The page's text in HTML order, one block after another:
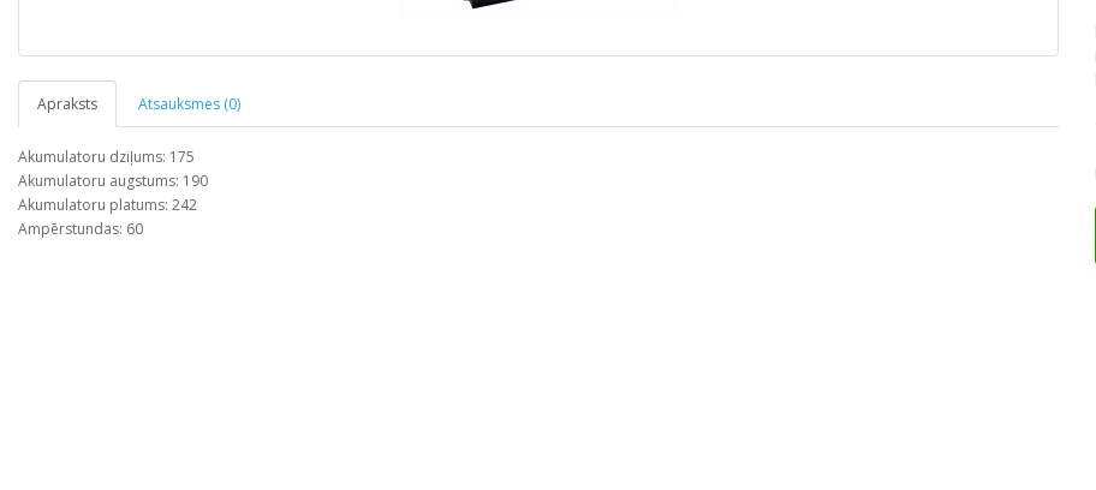
Apraksts Atsauksmes (0)
Akumulatoru dziļums: 175
Akumulatoru augstums: 190
Akumulatoru platums: 242
Ampērstundas: 60